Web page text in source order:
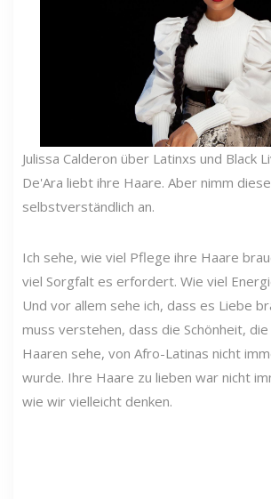
Julissa Calderon über Latinxs und Black
De'Ara liebt ihre Haare. Aber nimm
selbstverständlich an.
Ich sehe, wie viel Pflege ihre Haare
viel Sorgfalt es erfordert. Wie viel
Und vor allem sehe ich, dass es Liebe
muss verstehen, dass die Schönheit, die
Haaren sehe, von Afro-Latinas nicht
wurde. Ihre Haare zu lieben war nicht
wie wir vielleicht denken.